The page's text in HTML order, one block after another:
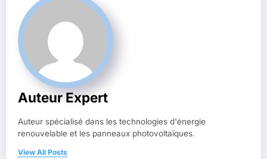
Auteur Expert
Auteur spécialisé dans les technologies d'énergie
renouvelable et les panneaux photovoltaïques.
View All Posts